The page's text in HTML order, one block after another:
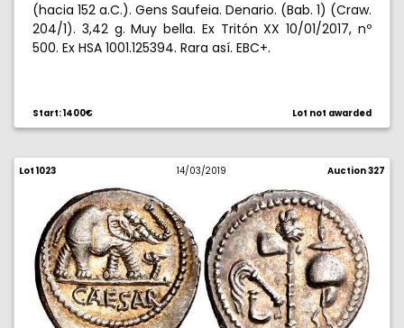
(hacia 152 a.C.). Gens Saufeia. Denario. (Bab. 1) (Craw.
204/1). 3,42 g. Muy bella. Ex Tritón XX 10/01/2017, nº
500. Ex HSA 1001.125394. Rara así. EBC+.
Start: 1400€ Lot not awarded
Lot 1023 14/03/2019 Auction 327